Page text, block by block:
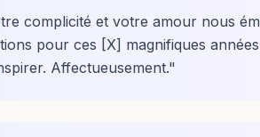
complicité et votre amour nous
pour ces [X] magnifiques
Affectueusement."